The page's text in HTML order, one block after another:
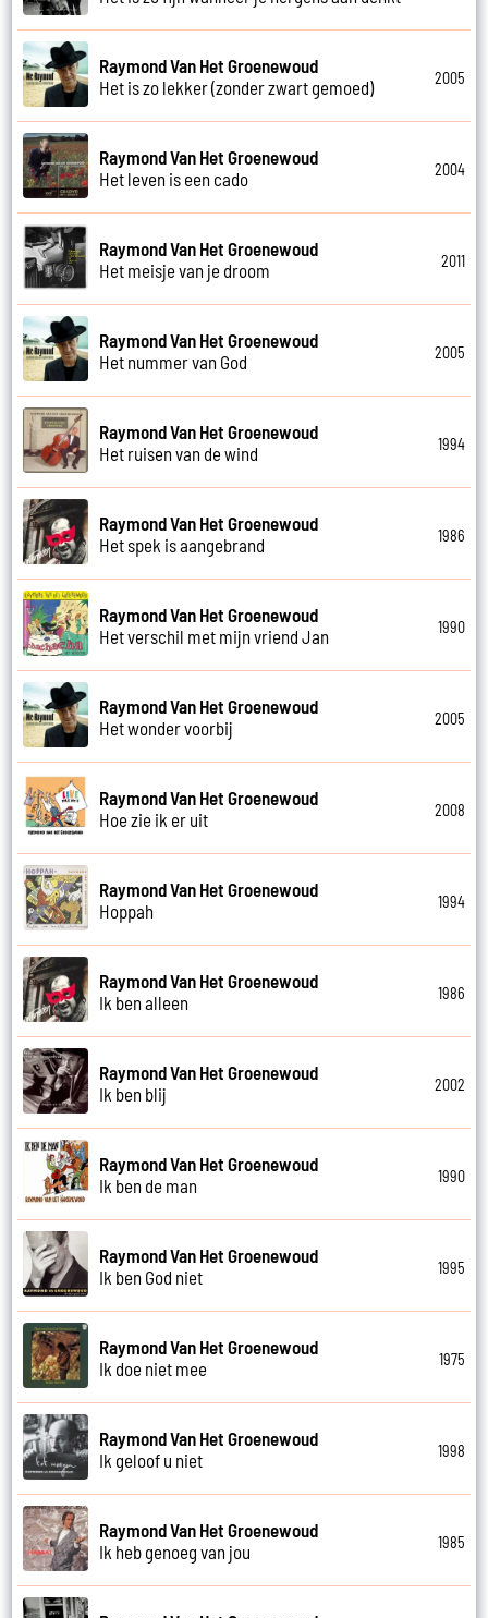
Raymond Van Het Groenewoud
Het is zo lekker (zonder zwart gemoed)
2005
Raymond Van Het Groenewoud
Het leven is een cado
2004
Raymond Van Het Groenewoud
Het meisje van je droom
2011
Raymond Van Het Groenewoud
Het nummer van God
2005
Raymond Van Het Groenewoud
Het ruisen van de wind
1994
Raymond Van Het Groenewoud
Het spek is aangebrand
1986
Raymond Van Het Groenewoud
Het verschil met mijn vriend Jan
1990
Raymond Van Het Groenewoud
Het wonder voorbij
2005
Raymond Van Het Groenewoud
Hoe zie ik er uit
2008
Raymond Van Het Groenewoud
Hoppah
1994
Raymond Van Het Groenewoud
Ik ben alleen
1986
Raymond Van Het Groenewoud
Ik ben blij
2002
Raymond Van Het Groenewoud
Ik ben de man
1990
Raymond Van Het Groenewoud
Ik ben God niet
1995
Raymond Van Het Groenewoud
Ik doe niet mee
1975
Raymond Van Het Groenewoud
Ik geloof u niet
1998
Raymond Van Het Groenewoud
Ik heb genoeg van jou
1985